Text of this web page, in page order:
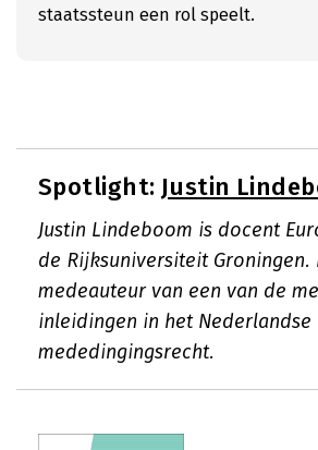
staatssteun een rol speelt.
Spotlight: Justin
Justin Lindeboom is docent
de Rijksuniversiteit Groningen.
medeauteur van een van de
inleidingen in het Nederlandse
mededingingsrecht.